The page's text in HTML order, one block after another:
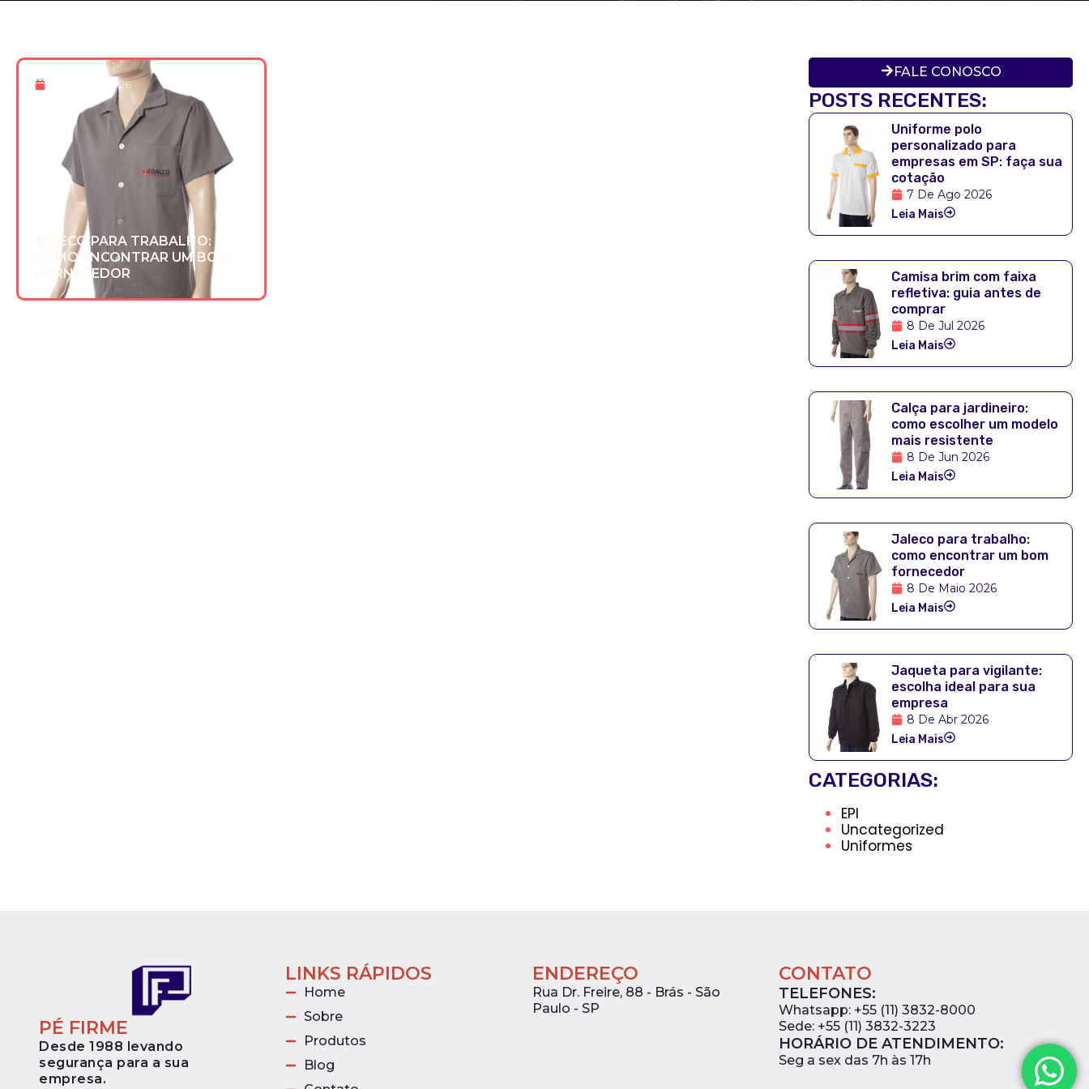
8 De Maio 2026
JALECO PARA TRABALHO:
COMO ENCONTRAR UM BOM
FORNECEDOR
FALE CONOSCO
POSTS RECENTES:
Uniforme polo
personalizado para
empresas em SP: faça sua
cotação
7 De Ago 2026
Leia Mais
Camisa brim com faixa
refletiva: guia antes de
comprar
8 De Jul 2026
Leia Mais
Calça para jardineiro:
como escolher um modelo
mais resistente
8 De Jun 2026
Leia Mais
Jaleco para trabalho:
como encontrar um bom
fornecedor
8 De Maio 2026
Leia Mais
Jaqueta para vigilante:
escolha ideal para sua
empresa
8 De Abr 2026
Leia Mais
CATEGORIAS:
EPI
Uncategorized
Uniformes
PÉ FIRME
Desde 1988 levando
segurança para a sua
empresa.
LINKS RÁPIDOS
Home
Sobre
Produtos
Blog
ENDEREÇO
Rua Dr. Freire, 88 - Brás - São
Paulo - SP
CONTATO
TELEFONES:
Whatsapp: +55 (11) 3832-8000
Sede: +55 (11) 3832-3223
HORÁRIO DE ATENDIMENTO:
Seg a sex das 7h às 17h
0